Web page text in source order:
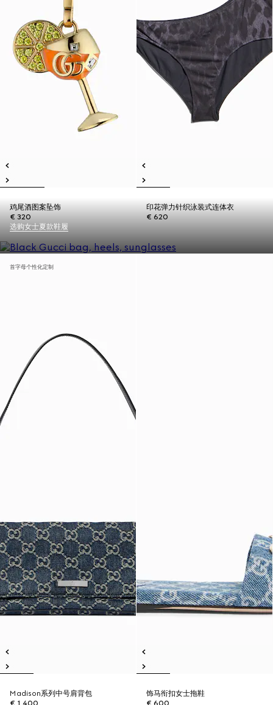
鸡尾酒图案坠饰
€ 320
印花弹力针织泳装式连体衣
€ 620
选购女士夏款鞋履
首字母个性化定制
Madison系列中号肩背包
€ 1.400
饰马衔扣女士拖鞋
€ 600